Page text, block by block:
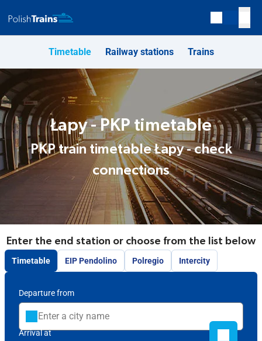
Timetable Railway stations Trains
Łapy - PKP timetable
PKP train timetable Łapy - check
connections
Enter the end station or choose from the list below
Timetable EIP Pendolino Polregio Intercity
Departure from
Arrival at